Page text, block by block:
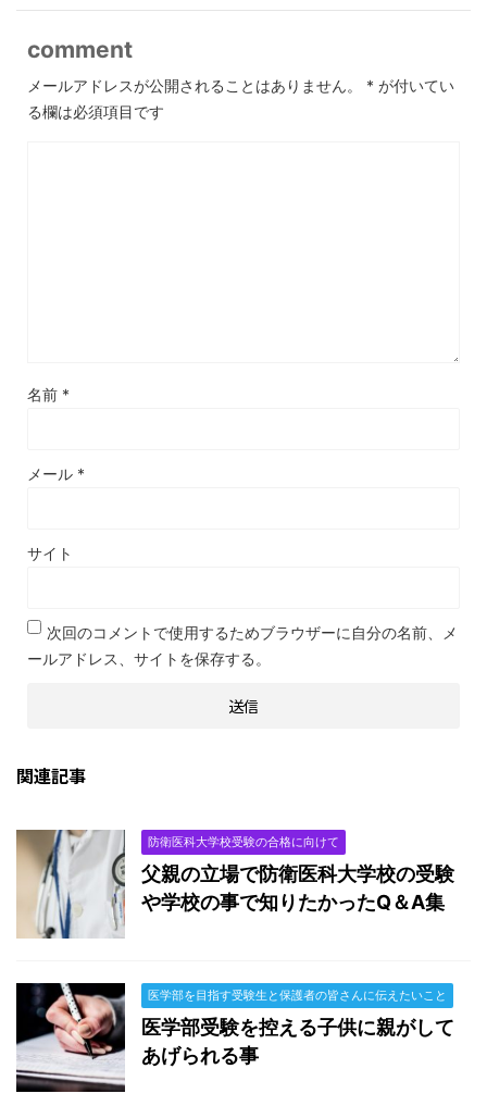
comment
メールアドレスが公開されることはありません。 * が付いてい
る欄は必須項目です
名前 *
メール *
サイト
次回のコメントで使用するためブラウザーに自分の名前、メ
ールアドレス、サイトを保存する。
関連記事
防衛医科大学校受験の合格に向けて
父親の立場で防衛医科大学校の受験
や学校の事で知りたかったQ＆A集
医学部を目指す受験生と保護者の皆さんに伝えたいこと
医学部受験を控える子供に親がして
あげられる事